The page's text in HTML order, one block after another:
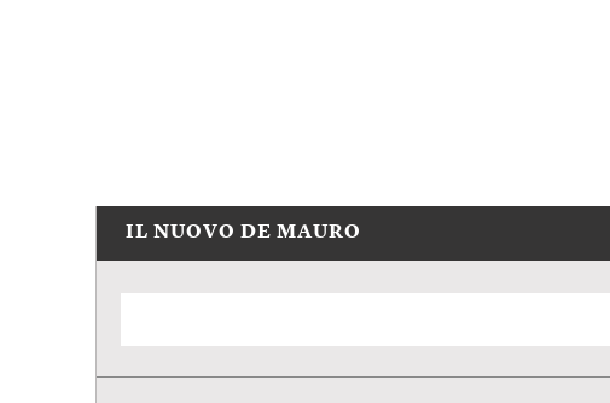
IL NUOVO DE MAURO